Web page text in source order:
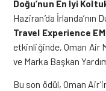
Doğu’nun En İyi
Haziran’da
Travel Experience
etkinliğinde, Oman Air
ve Marka Başkan
Bu son ödül, Oman